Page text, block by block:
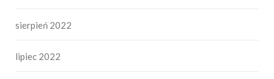
sierpień 2022
lipiec 2022